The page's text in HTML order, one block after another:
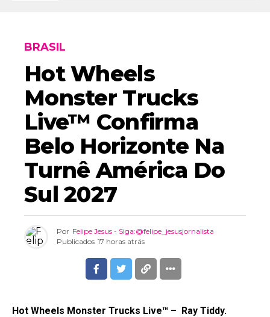
BRASIL
Hot Wheels
Monster Trucks
Live™ Confirma
Belo Horizonte Na
Turnê América Do
Sul 2027
Por Felipe Jesus - Siga:@felipe_jesusjornalista
Publicados 17 horas atrás
Hot Wheels Monster Trucks Live™ – Ray Tiddy.